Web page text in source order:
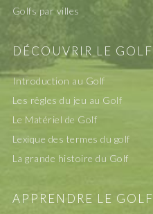
Golfs par villes
DÉCOUVRIR LE GOLF
Introduction au Golf
Les rêgles du jeu au Golf
Le Matériel de Golf
Lexique des termes du golf
La grande histoire du Golf
APPRENDRE LE GOLF